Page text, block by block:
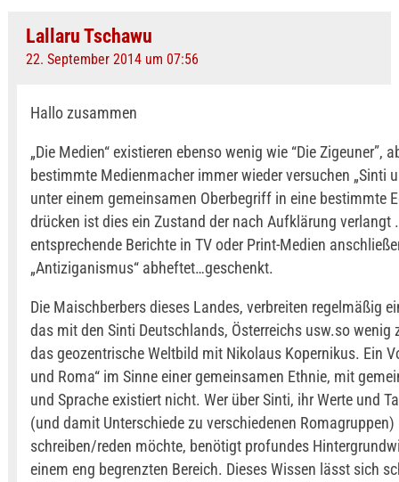
Lallaru Tschawu
22. September 2014 um 07:56
Hallo zusammen
„Die Medien“ existieren ebenso wenig wie “Die Zigeuner”,
bestimmte Medienmacher immer wieder versuchen „Sinti
unter einem gemeinsamen Oberbegriff in eine bestimmte
drücken ist dies ein Zustand der nach Aufklärung verlangt
entsprechende Berichte in TV oder Print-Medien
„Antiziganismus“ abheftet…geschenkt.
Die Maischberbers dieses Landes, verbreiten regelmäßig
das mit den Sinti Deutschlands, Österreichs usw.so wenig
das geozentrische Weltbild mit Nikolaus Kopernikus. Ein
und Roma“ im Sinne einer gemeinsamen Ethnie, mit
und Sprache existiert nicht. Wer über Sinti, ihr Werte und
(und damit Unterschiede zu verschiedenen Romagruppen)
schreiben/reden möchte, benötigt profundes
einem eng begrenzten Bereich. Dieses Wissen lässt sich